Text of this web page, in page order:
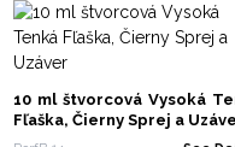
10 ml štvorcová Vysoká
Fľaška, Čierny Sprej a